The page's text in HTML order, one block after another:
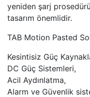
yeniden şarj
tasarım önemlidir.
TAB Motion Pasted
Kesintisiz Güç
DC Güç Sistemleri,
Acil Aydınlatma,
Alarm ve Güvenlik